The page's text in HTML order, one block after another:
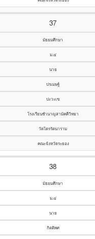
37
มัธยมศึกษา
ม.๔
นาย
ปรเมษฐ์
ปะวะเข
โรงเรียนชำนาญสามัคคีวิทยา
วัดไตรรัตนาราม
คณะจังหวัดระยอง
38
มัธยมศึกษา
ม.๔
นาย
กิตติพศ